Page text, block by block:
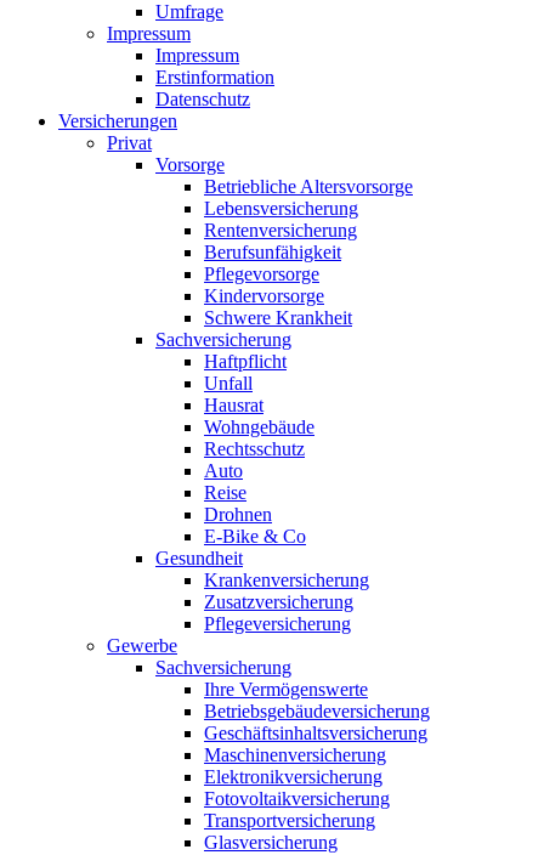
Umfrage
Impressum
Impressum
Erstinformation
Datenschutz
Versicherungen
Privat
Vorsorge
Betriebliche Altersvorsorge
Lebensversicherung
Rentenversicherung
Berufsunfähigkeit
Pflegevorsorge
Kindervorsorge
Schwere Krankheit
Sachversicherung
Haftpflicht
Unfall
Hausrat
Wohngebäude
Rechtsschutz
Auto
Reise
Drohnen
E-Bike & Co
Gesundheit
Krankenversicherung
Zusatzversicherung
Pflegeversicherung
Gewerbe
Sachversicherung
Ihre Vermögenswerte
Betriebsgebäudeversicherung
Geschäftsinhaltsversicherung
Maschinenversicherung
Elektronikversicherung
Fotovoltaikversicherung
Transportversicherung
Glasversicherung